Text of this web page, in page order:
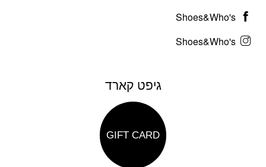
Shoes&Who's
Shoes&Who's
גיפט קארד
GIFT CARD